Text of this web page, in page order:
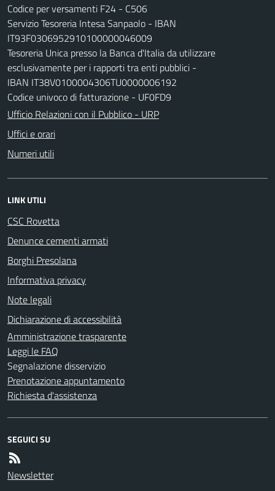
Codice per versamenti F24 - C506
Servizio Tesoreria Intesa Sanpaolo - IBAN
IT93F0306952910100000046009
Tesoreria Unica presso la Banca d'Italia da utilizzare
esclusivamente per i rapporti tra enti pubblici -
IBAN IT38V0100004306TU0000006192
Codice univoco di fatturazione - UF0FD9
Ufficio Relazioni con il Pubblico - URP
Uffici e orari
Numeri utili
LINK UTILI
CSC Rovetta
Denunce cementi armati
Borghi Presolana
Informativa privacy
Note legali
Dichiarazione di accessibilità
Amministrazione trasparente
Leggi le FAQ
Segnalazione disservizio
Prenotazione appuntamento
Richiesta d'assistenza
SEGUICI SU
Newsletter